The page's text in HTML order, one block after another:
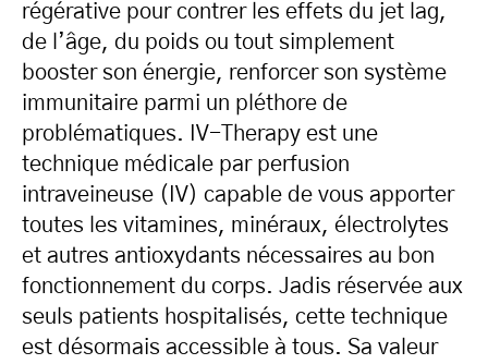
régérative pour contrer les effets du jet lag,
de l’âge, du poids ou tout simplement
booster son énergie, renforcer son système
immunitaire parmi un pléthore de
problématiques. IV-Therapy est une
technique médicale par perfusion
intraveineuse (IV) capable de vous apporter
toutes les vitamines, minéraux, électrolytes
et autres antioxydants nécessaires au bon
fonctionnement du corps. Jadis réservée aux
seuls patients hospitalisés, cette technique
est désormais accessible à tous. Sa valeur